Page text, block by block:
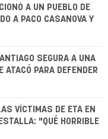
A UN PUEBLO DE
A PACO CASANOVA Y
SEGURA A UNA
ATACÓ PARA DEFENDER
VÍCTIMAS DE ETA EN
"QUÉ HORRIBLE